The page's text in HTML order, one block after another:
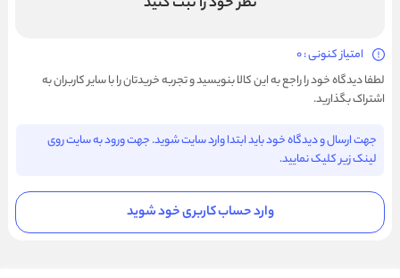
امتیاز کنونی : 0
لطفا دیدگاه خود را راجع به این کالا بنویسید و تجربه خریدتان را با سایر کاربران به
اشتراک بگذارید.
جهت ارسال و دیدگاه خود باید ابتدا وارد سایت شوید. جهت ورود به سایت روی
لینک زیر کلیک نمایید.
وارد حساب کاربری خود شوید